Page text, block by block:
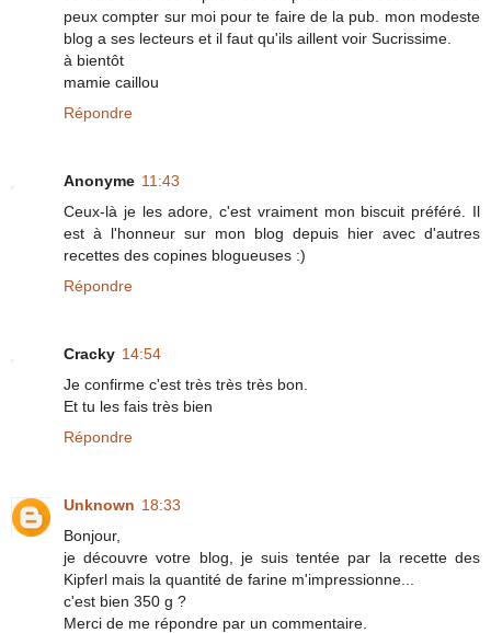
peux compter sur moi pour te faire de la pub. mon modeste
blog a ses lecteurs et il faut qu'ils aillent voir Sucrissime.
à bientôt
mamie caillou
Répondre
Anonyme 11:43
Ceux-là je les adore, c'est vraiment mon biscuit préféré. Il
est à l'honneur sur mon blog depuis hier avec d'autres
recettes des copines blogueuses :)
Répondre
Cracky 14:54
Je confirme c'est très très très bon.
Et tu les fais très bien
Répondre
Unknown 18:33
Bonjour,
je découvre votre blog, je suis tentée par la recette des
Kipferl mais la quantité de farine m'impressionne...
c'est bien 350 g ?
Merci de me répondre par un commentaire.